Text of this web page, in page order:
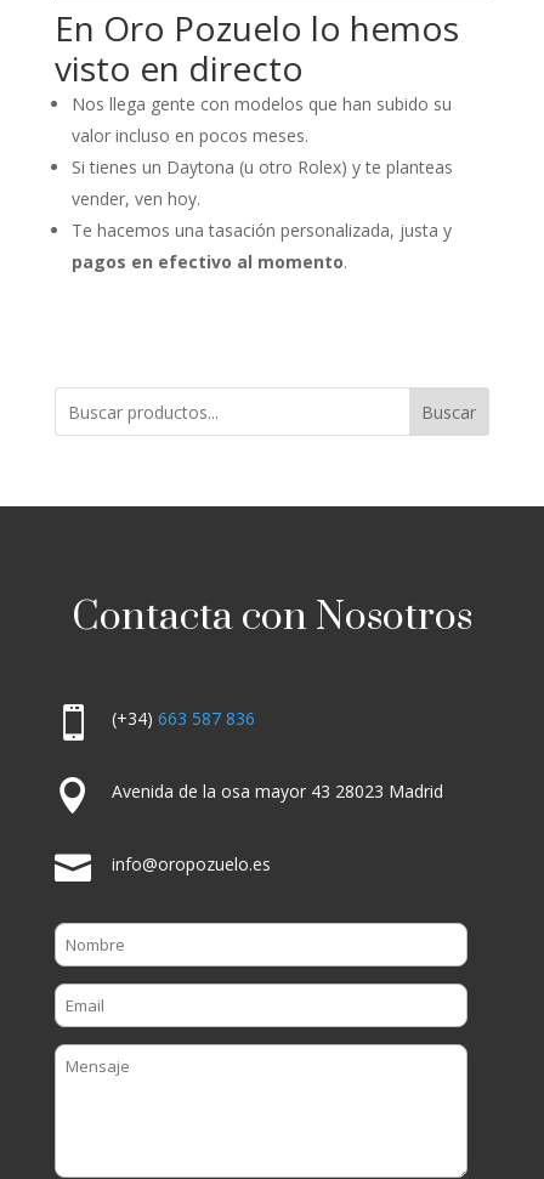
En Oro Pozuelo lo hemos
visto en directo
Nos llega gente con modelos que han subido su
valor incluso en pocos meses.
Si tienes un Daytona (u otro Rolex) y te planteas
vender, ven hoy.
Te hacemos una tasación personalizada, justa y
pagos en efectivo al momento.
Buscar
Contacta con Nosotros
 (+34) 663 587 836
 Avenida de la osa mayor 43 28023 Madrid
 info@oropozuelo.es